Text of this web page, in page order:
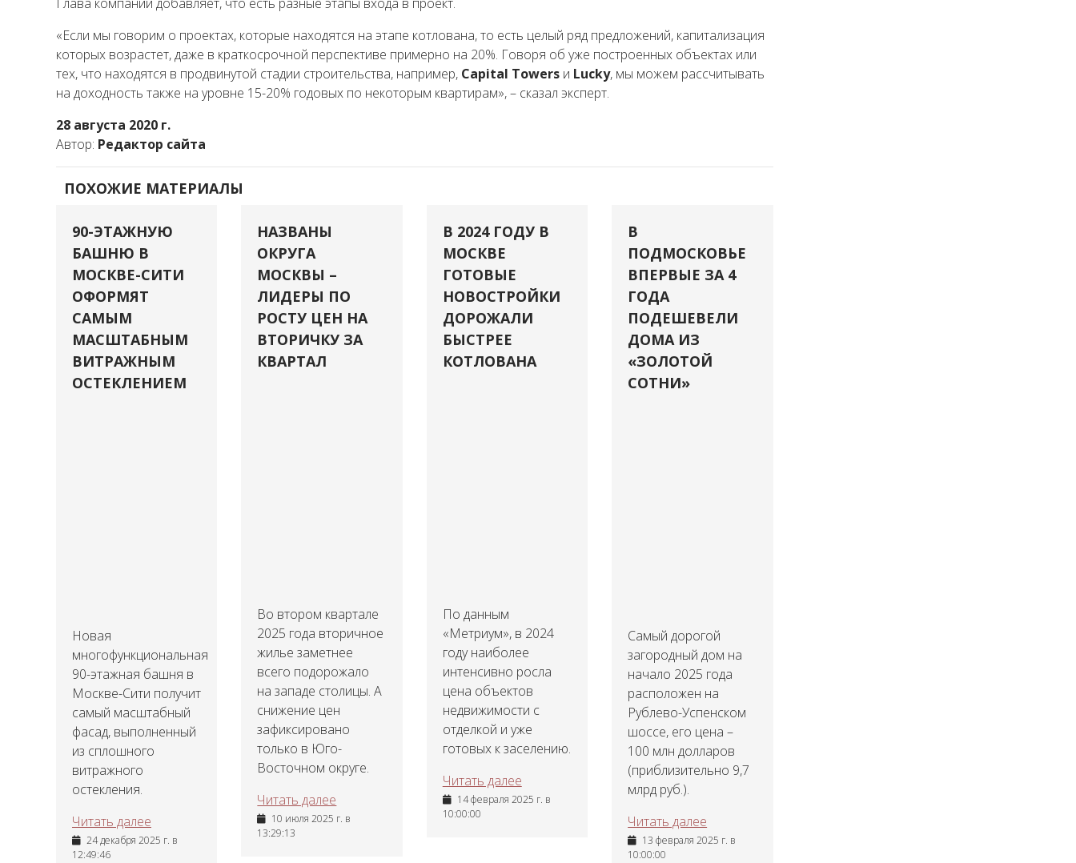
«Если мы говорим о проектах, которые находятся на этапе котлована, то есть целый ряд предложений, капитализация
которых возрастет, даже в краткосрочной перспективе примерно на 20%. Говоря об уже построенных объектах или
тех, что находятся в продвинутой стадии строительства, например, Capital Towers и Lucky, мы можем рассчитывать
на доходность также на уровне 15-20% годовых по некоторым квартирам», – сказал эксперт.
28 августа 2020 г.
Автор: Редактор сайта
ПОХОЖИЕ МАТЕРИАЛЫ
90-ЭТАЖНУЮ
БАШНЮ В
МОСКВЕ-СИТИ
ОФОРМЯТ
САМЫМ
МАСШТАБНЫМ
ВИТРАЖНЫМ
ОСТЕКЛЕНИЕМ
Новая
многофункциональная
90-этажная башня в
Москве-Сити получит
самый масштабный
фасад, выполненный
из сплошного
витражного
остекления.
Читать далее
24 декабря 2025 г. в
12:49:46
НАЗВАНЫ
ОКРУГА
МОСКВЫ –
ЛИДЕРЫ ПО
РОСТУ ЦЕН НА
ВТОРИЧКУ ЗА
КВАРТАЛ
Во втором квартале
2025 года вторичное
жилье заметнее
всего подорожало
на западе столицы. А
снижение цен
зафиксировано
только в Юго-
Восточном округе.
Читать далее
10 июля 2025 г. в
13:29:13
В 2024 ГОДУ В
МОСКВЕ
ГОТОВЫЕ
НОВОСТРОЙКИ
ДОРОЖАЛИ
БЫСТРЕЕ
КОТЛОВАНА
По данным
«Метриум», в 2024
году наиболее
интенсивно росла
цена объектов
недвижимости с
отделкой и уже
готовых к заселению.
Читать далее
14 февраля 2025 г. в
10:00:00
В
ПОДМОСКОВЬЕ
ВПЕРВЫЕ ЗА 4
ГОДА
ПОДЕШЕВЕЛИ
ДОМА ИЗ
«ЗОЛОТОЙ
СОТНИ»
Самый дорогой
загородный дом на
начало 2025 года
расположен на
Рублево-Успенском
шоссе, его цена –
100 млн долларов
(приблизительно 9,7
млрд руб.).
Читать далее
13 февраля 2025 г. в
10:00:00